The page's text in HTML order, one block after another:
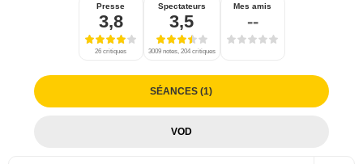
Presse
3,8
26 critiques
Spectateurs
3,5
3009 notes, 204 critiques
Mes amis
--
SÉANCES (1)
VOD